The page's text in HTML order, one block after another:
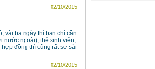
02/10/2015 -
vài ba ngày thì bạn chỉ cần
nước ngoài), thẻ sinh viên,
đồng thì cũng rất sơ sài
02/10/2015 -